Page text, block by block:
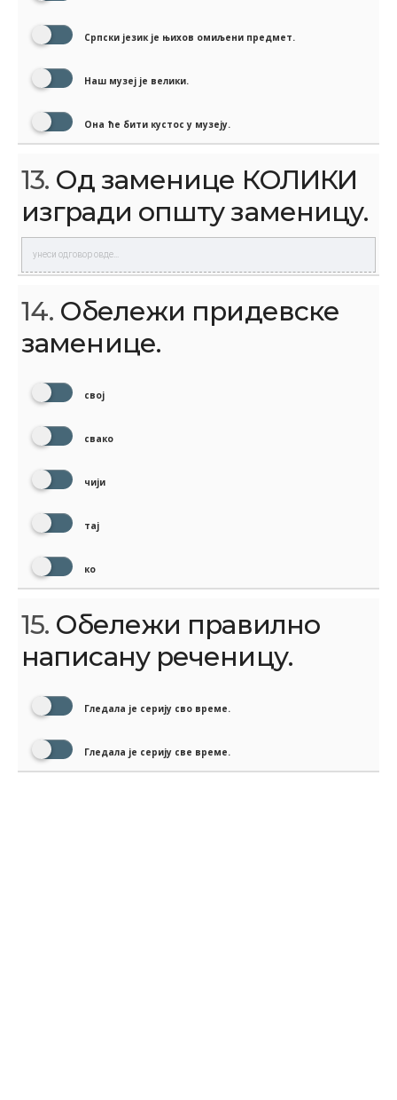
Српски језик је њихов омиљени предмет.
Наш музеј је велики.
Она ће бити кустос у музеју.
13. Од заменице КОЛИКИ
изгради општу заменицу.
14. Обележи придевске
заменице.
свој
свако
чији
тај
ко
15. Обележи правилно
написану реченицу.
Гледала је серију сво време.
Гледала је серију све време.